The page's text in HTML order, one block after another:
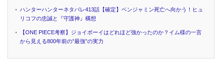
ハンターハンターネタバレ413話【確定】ベンジャミン死亡へ向かう！ヒュ
リコフの忠誠と『守護神』構想
【ONE PIECE考察】ジョイボーイはどれほど強かったのか？イム様の一言
から見える800年前の”最強”の実力